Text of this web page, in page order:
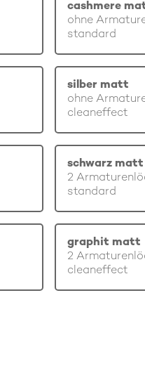
cashmere
ohne
standard
silber matt
ohne
cleaneffect
schwarz matt
2
standard
graphit matt
2
cleaneffect